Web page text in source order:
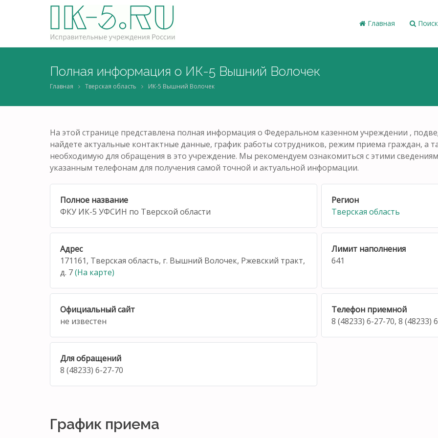
Главная Поиск
Полная информация о ИК-5 Вышний Волочек
Главная Тверская область ИК-5 Вышний Волочек
На этой странице представлена полная информация о Федеральном казенном учреждении ,
найдете актуальные контактные данные, график работы сотрудников, режим приема граждан,
необходимую для обращения в это учреждение. Мы рекомендуем ознакомиться с этими
указанным телефонам для получения самой точной и актуальной информации.
Полное название
ФКУ ИК-5 УФСИН по Тверской области
Регион
Тверская область
Адрес
171161, Тверская область, г. Вышний Волочек, Ржевский тракт,
д. 7(На карте)
Лимит наполнения
641
Официальный сайт
не известен
Телефон приемной
8 (48233) 6-27-70, 8 (48233)
Для обращений
8 (48233) 6-27-70
График приема